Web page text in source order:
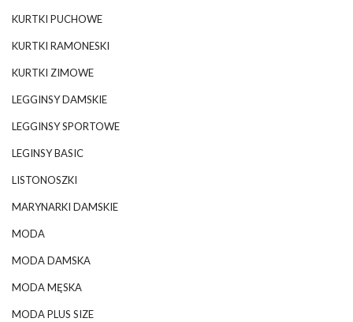
KURTKI PUCHOWE
KURTKI RAMONESKI
KURTKI ZIMOWE
LEGGINSY DAMSKIE
LEGGINSY SPORTOWE
LEGINSY BASIC
LISTONOSZKI
MARYNARKI DAMSKIE
MODA
MODA DAMSKA
MODA MĘSKA
MODA PLUS SIZE